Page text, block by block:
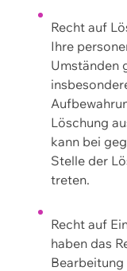
Recht auf
Ihre
Umständen
Löschung
kann bei
Stelle der
treten.
Recht auf
haben das